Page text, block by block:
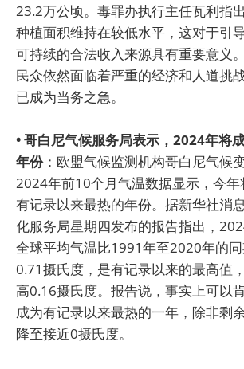
23.2万公顷。毒罪办执行主任瓦利指
种植面积维持在较低水平，这对于引
可持续的合法收入来源具有重要意义
民众依然面临着严重的经济和人道挑
已成为当务之急。
• 哥白尼气候服务局表示，2024年将
年份：欧盟气候监测机构哥白尼气候
2024年前10个月气温数据显示，今
有记录以来最热的年份。据新华社消
化服务局星期四发布的报告指出，
全球平均气温比1991年至2020年的
0.71摄氏度，是有记录以来的最高值
高0.16摄氏度。报告说，事实上可以
成为有记录以来最热的一年，除非剩
降至接近0摄氏度。